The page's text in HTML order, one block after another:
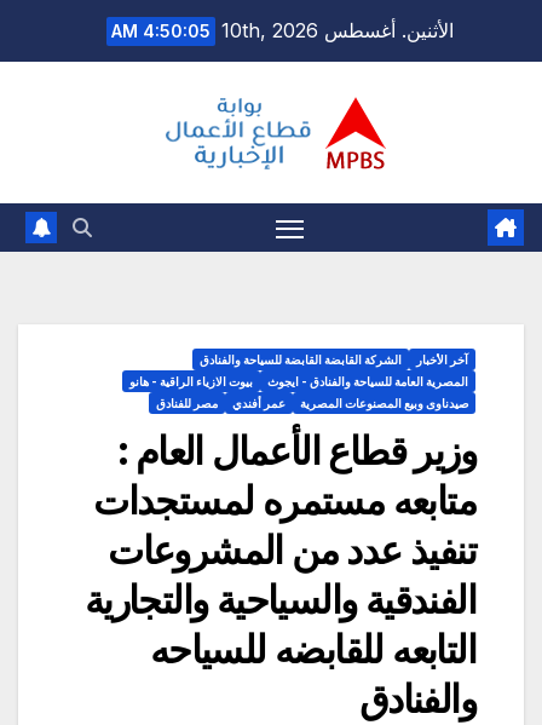
الأثنين. أغسطس 10th, 2026 4:50:06 AM
آخر الأخبار
الشركة القابضة القابضة للسياحة والفنادق
المصرية العامة للسياحة والفنادق - ايجوث
بيوت الازياء الراقية - هانو
صيدناوى وبيع المصنوعات المصرية
عمر أفندي مصر للفنادق
وزير قطاع الأعمال العام :
متابعه مستمره لمستجدات
تنفيذ عدد من المشروعات
الفندقية والسياحية والتجارية
التابعه للقابضه للسياحه
والفنادق